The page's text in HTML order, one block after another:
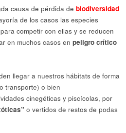
causa de pérdida debiodiversidad
de los casos las especies
competir con ellas y se reducen
en muchos casos enpeligro crítico
llegar a nuestros hábitats de forma
transporte) o bien
cinegéticas y piscícolas, por
o vertidos de restos de podas